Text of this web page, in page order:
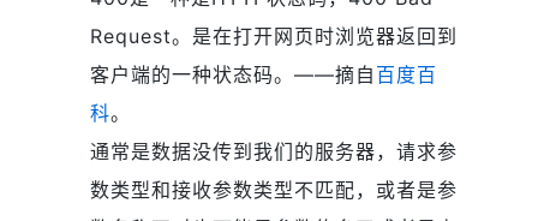
Request。是在打开网页时浏览器返回到
客户端的一种状态码。——摘自 百度百
科。
通常是数据没传到我们的服务器，请求参
数类型和接收参数类型不匹配，或者是参